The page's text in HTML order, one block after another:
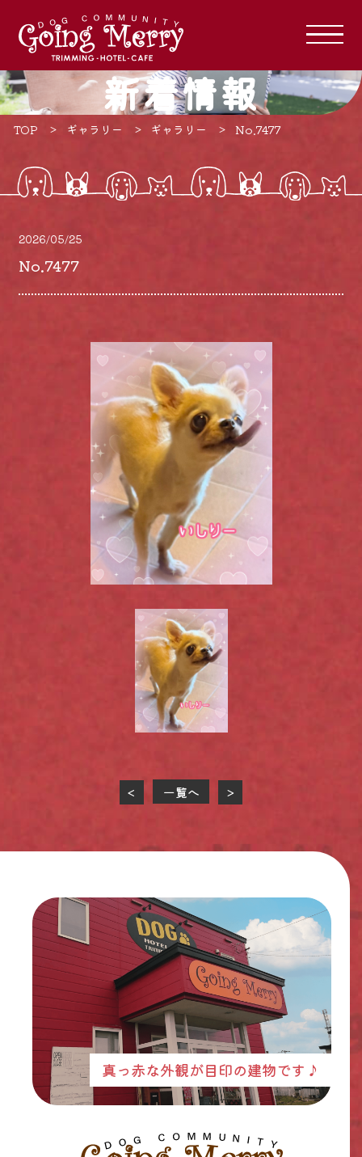
新着情報
TOP ギャラリー ギャラリー No.7477
2026/05/25
No.7477
< 一覧へ >
真っ赤な外観が目印の建物です♪